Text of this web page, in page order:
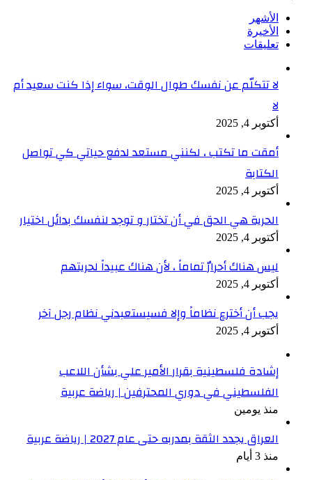
الأشهر
الأخيرة
تعليقات
لا تتكلّم عن نفسك طوال الوقت، سواء إذا كنت سعيد أم
لا
أكتوبر 4, 2025
أمقت ما تكتب ، لكنني مستعد لدفع حياتي كي تواصل
الكتابة
أكتوبر 4, 2025
الحرية هي الحق في أن تختار و توجد لنفسك بدائل اختيار
أكتوبر 4, 2025
ليس هناك أحرارٌ تماماً ، لأن هناك عبيداً لحريتهم
أكتوبر 4, 2025
يجب أن أخترع نظاماً وإلا فسيستعبدني نظام رجل آخر
أكتوبر 4, 2025
إشادة فلسطينية بقرار الأمير علي بشأن اللاعب
الفلسطيني في دوري المحترفين | رياضة عربية
منذ يومين
العراق يجدد الثقة بمدربه حتى عام 2027 | رياضة عربية
منذ 3 أيام